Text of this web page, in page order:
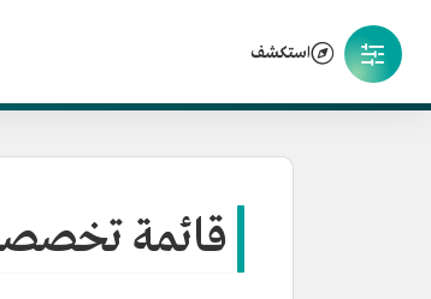
استكشف
قائمة